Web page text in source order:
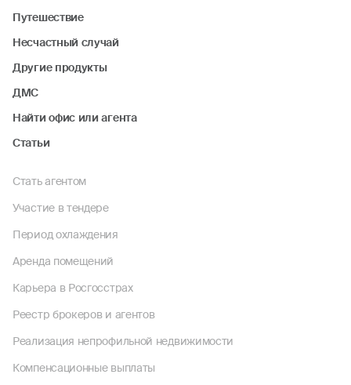
Путешествие
Несчастный случай
Другие продукты
ДМС
Найти офис или агента
Статьи
Стать агентом
Участие в тендере
Период охлаждения
Аренда помещений
Карьера в Росгосстрах
Реестр брокеров и агентов
Реализация непрофильной недвижимости
Компенсационные выплаты